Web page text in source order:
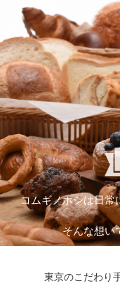
コムギノホシは日常
そんな想い
東京のこだわり